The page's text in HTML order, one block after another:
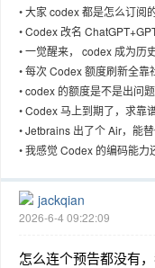
•大家 codex 都是怎么订阅
•Codex 改名
•一觉醒来， codex 成为历
•每次 Codex 额度刷新全靠
•codex 的额度是不是出问
•Codex 马上到期了，求靠
•Jetbrains 出了个 Air，能
•我感觉 Codex 的编码能力
jackqian
2026-6-4 09:22:09
怎么连个预告都没有